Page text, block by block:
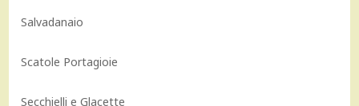
Salvadanaio
Scatole Portagioie
Secchielli e Glacette